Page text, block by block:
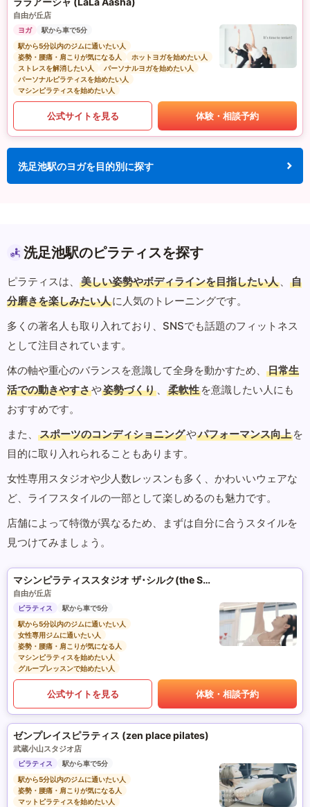
自由が丘店
ヨガ
駅から車で5分
駅から5分以内のジムに通いたい人
姿勢・腰痛・肩こりが気になる人
ホットヨガを始めたい人
ストレスを解消したい人
パーソナルヨガを始めたい人
パーソナルピラティスを始めたい人
マシンピラティスを始めたい人
公式サイトを見る 体験・相談予約
洗足池駅のヨガを目的別に探す
洗足池駅のピラティスを探す
ピラティスは、 美しい姿勢やボディラインを目指したい人 、
自
分磨きを楽しみたい人に人気のトレーニングです。
多くの著名人も取り入れており、SNSでも話題のフィットネス
として注目されています。
体の軸や重心のバランスを意識して全身を動かすため、
日常生
活での動きやすさや姿勢づくり 、 柔軟性 を意識したい人にも
おすすめです。
また、
スポーツのコンディショニングやパフォーマンス向上 を
目的に取り入れられることもあります。
女性専用スタジオや少人数レッスンも多く、かわいいウェアな
ど、ライフスタイルの一部として楽しめるのも魅力です。
店舗によって特徴が異なるため、まずは自分に合うスタイルを
見つけてみましょう。
マシンピラティススタジオ ザ･シルク(the SILK)
自由が丘店
ピラティス
駅から車で5分
駅から5分以内のジムに通いたい人
女性専用ジムに通いたい人
姿勢・腰痛・肩こりが気になる人
マシンピラティスを始めたい人
グループレッスンで始めたい人
公式サイトを見る 体験・相談予約
ゼンプレイスピラティス (zen place pilates)
武蔵小山スタジオ店
ピラティス
駅から車で5分
駅から5分以内のジムに通いたい人
姿勢・腰痛・肩こりが気になる人
マットピラティスを始めたい人